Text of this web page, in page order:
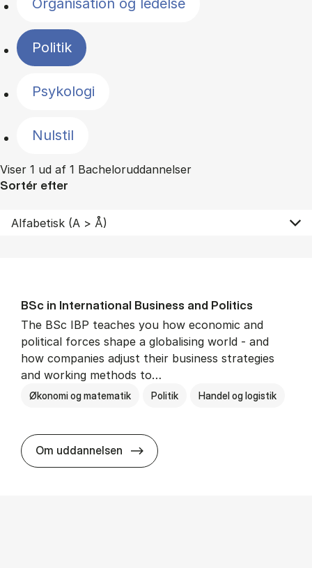
Organisation og ledelse
Politik
Psykologi
Nulstil
Viser 1 ud af 1 Bacheloruddannelser
Sortér efter
BSc in In­ter­na­tion­al Busi­ness and Polit­ics
The BSc IBP teaches you how economic and
political forces shape a globalising world - and
how companies adjust their business strategies
and working methods to…
Økonomi og matematik Politik Handel og logistik
Om uddannelsen BSc in In­ter­na­tion­al Busi­ness